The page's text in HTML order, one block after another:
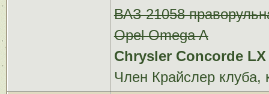
ВАЗ 21058
Opel Omega A
Chrysler Concorde LX
Член Крайслер клуба,